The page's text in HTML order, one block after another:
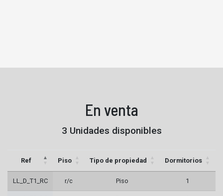
En venta
3 Unidades disponibles
Ref Piso Tipo de propiedad Dormitorios
LL_D_T1_RC r/c Piso 1